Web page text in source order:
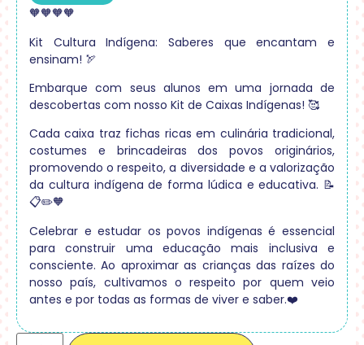
🧡🧡🧡🧡
Kit Cultura Indígena: Saberes que encantam e
ensinam! 🏹
Embarque com seus alunos em uma jornada de
descobertas com nosso Kit de Caixas Indígenas! 🥰
Cada caixa traz fichas ricas em culinária tradicional,
costumes e brincadeiras dos povos originários,
promovendo o respeito, a diversidade e a valorização
da cultura indígena de forma lúdica e educativa. 📝
📋✏️🧡
Celebrar e estudar os povos indígenas é essencial
para construir uma educação mais inclusiva e
consciente. Ao aproximar as crianças das raízes do
nosso país, cultivamos o respeito por quem veio
antes e por todas as formas de viver e saber.❤️